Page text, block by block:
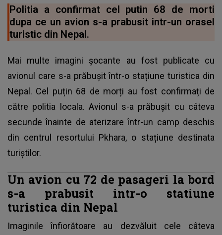
Politia a confirmat cel putin 68 de morti
dupa ce un avion s-a prabusit intr-un orasel
turistic din Nepal.
Mai multe imagini șocante au fost publicate cu
avionul care s-a prăbușit într-o stațiune turistica din
Nepal. Cel puțin 68 de morți au fost confirmați de
către politia locala. Avionul s-a prăbușit cu câteva
secunde înainte de aterizare într-un camp deschis
din centrul resortului Pkhara, o stațiune destinata
turiștilor.
Un avion cu 72 de pasageri la bord
s-a prabusit intr-o statiune
turistica din Nepal
Imaginile înfiorătoare au dezvăluit cele câteva